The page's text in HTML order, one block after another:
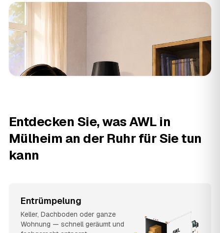
Entdecken Sie, was AWL in
Mülheim an der Ruhr für Sie tun
kann
Entrümpelung
Keller, Dachboden oder ganze
Wohnung — schnell geräumt und